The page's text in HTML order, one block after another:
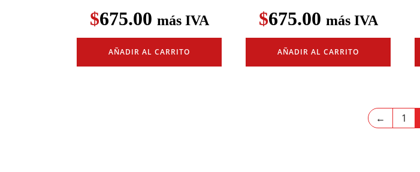
$675.00 más IVA
AÑADIR AL CARRITO
$675.00 más IVA
AÑADIR AL CARRITO
← 1